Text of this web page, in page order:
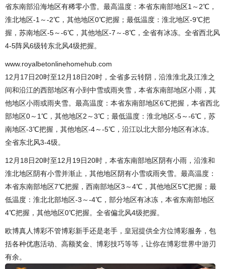
省东南部沿海地区有稀零小雪。最高温度：本省东南部地区1～2℃，
淮北地区-1～-2℃，其他地区0℃把握；最低温度：淮北地区-9℃把
握，苏南地区-5～-6℃，其他地区-7～-8℃，全省有冰冻。全省西北风
4-5阵风6级转东北风4级把握。
www.royalbetonlinehomehub.com
12月17日20时至12月18日20时，全省多云转阴，沿淮淮北及江淮之
间和沿江的西部地区有小到中雪或雨夹雪，本省东南部地区小雨，其
他地区小雨或雨夹雪。最高温度：本省东南部地区6℃把握，本省西北
部地区0～1℃，其他地区2～3℃；最低温度：淮北地区-5～-6℃，苏
南地区-3℃把握，其他地区-4～-5℃，沿江以北大部分地区有冰冻。
全省东北风3-4级。
12月18日20时至12月19日20时，本省东南部地区阴有小雨，沿淮和
淮北地区阴有小雪并渐止，其他地区阴有小雪或雨夹雪。最高温度：
本省东南部地区7℃把握，西南部地区3～4℃，其他地区5℃把握；最
低温度：淮北北部地区-3～-4℃，部分地区有冰冻，本省东南部地区
4℃把握，其他地区0℃把握。全省偏北风4级把握。
欧博真人博彩不管博彩新手还是老手，皇冠提供全方位博彩服务，包
括各种优惠活动、高额奖金、博彩技巧等等，让你在博彩世界中游刃
有余。